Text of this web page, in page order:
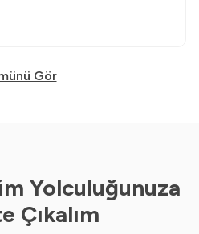
Gör
Yolculuğunuza
Çıkalım